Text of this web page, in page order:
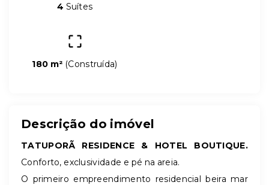
4 Suítes
180 m² (Construída)
Descrição do imóvel
TATUPORÃ RESIDENCE & HOTEL BOUTIQUE.
Conforto, exclusividade e pé na areia.
O primeiro empreendimento residencial beira mar